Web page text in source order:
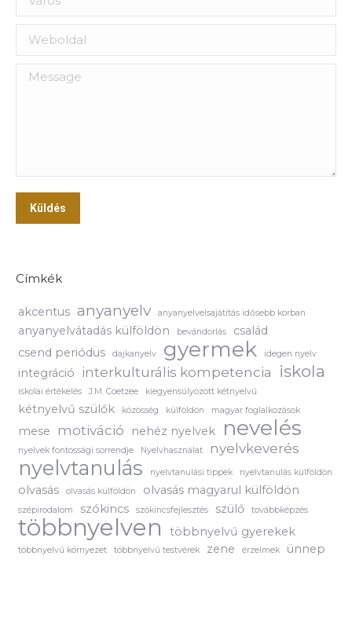
Message
Küldés
Címkék
akcentus anyanyelv anyanyelvelsajátítás idősebb korban
anyanyelvátadás külföldön bevándorlás
család
csend periódus
dajkanyelv gyermek idegen nyelv
integráció interkulturális kompetencia iskola
iskolai értékelés J.M. Coetzee kiegyensúlyozott kétnyelvű
kétnyelvű szülők közösség külföldön magyar foglalkozások
mese motiváció nehéz nyelvek nevelés
nyelvek fontossági sorrendje Nyelvhasználat nyelvkeverés
nyelvtanulás nyelvtanulási tippek nyelvtanulás külföldön
olvasás olvasás külföldön olvasás magyarul külföldön
szépirodalom szókincs szókincsfejlesztés szülő továbbképzés
többnyelven többnyelvű gyerekek
többnyelvű környezet többnyelvű testvérek zene érzelmek ünnep